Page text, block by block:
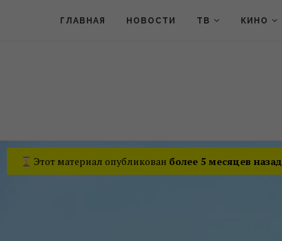
ГЛАВНАЯ НОВОСТИ ТВ КИНО
Этот материал опубликован более 5 месяцев назад